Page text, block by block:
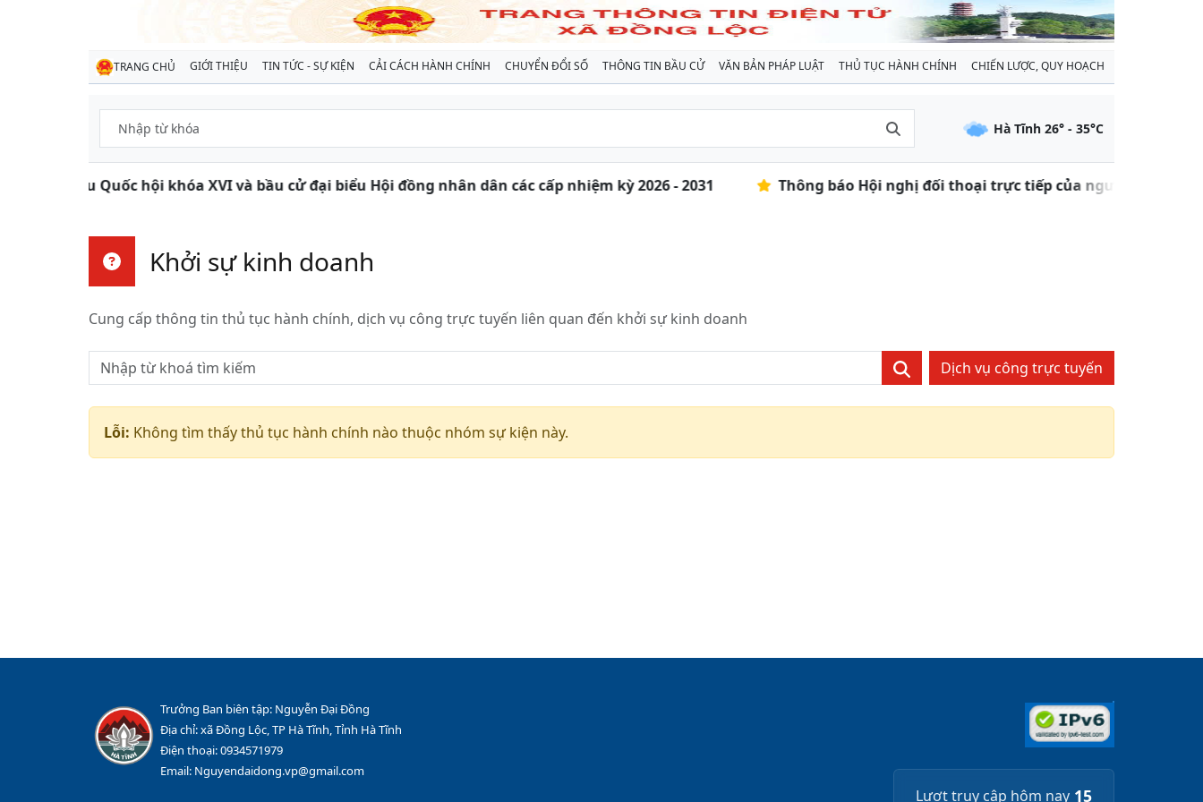
TRANG CHỦ GIỚI THIỆU TIN TỨC - SỰ KIỆN CẢI CÁCH HÀNH CHÍNH CHUYỂN ĐỔI SỐ THÔNG TIN BẦU CỬ VĂN BẢN PHÁP LUẬT THỦ TỤC HÀNH CHÍNH CHIẾN LƯỢC, QUY HOẠCH
Hà Tĩnh 26° - 35°C
đại biểu Quốc hội khóa XVI và bầu cử đại biểu Hội đồng nhân dân các cấp nhiệm kỳ 2026 - 2031 Thông báo Hội nghị đối thoại trực tiếp của người đứng đầu
Khởi sự kinh doanh
Cung cấp thông tin thủ tục hành chính, dịch vụ công trực tuyến liên quan đến khởi sự kinh doanh
Dịch vụ công trực tuyến
Lỗi: Không tìm thấy thủ tục hành chính nào thuộc nhóm sự kiện này.
Trưởng Ban biên tập: Nguyễn Đại Đồng
Địa chỉ: xã Đồng Lộc, TP Hà Tĩnh, Tỉnh Hà Tĩnh
Điện thoại: 0934571979
Email: Nguyendaidong.vp@gmail.com
Lượt truy cập hôm nay 15